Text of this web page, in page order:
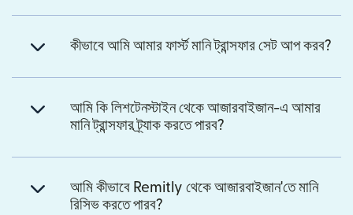
কীভাবে আমি আমার ফার্স্ট মানি ট্রান্সফার সেট আপ করব?
আমি কি লিশটেনস্টাইন থেকে আজারবাইজান-এ আমার
মানি ট্রান্সফার ট্র্যাক করতে পারব?
আমি কীভাবে Remitly থেকে আজারবাইজান'তে মানি
রিসিভ করতে পারব?